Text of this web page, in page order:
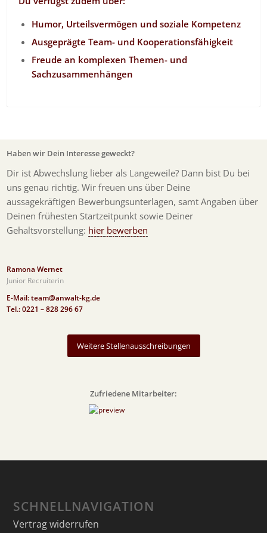
Humor, Urteilsvermögen und soziale Kompetenz
Ausgeprägte Team- und Kooperationsfähigkeit
Freude an komplexen Themen- und
Sachzusammenhängen
Haben wir Dein Interesse geweckt?
Dir ist Abwechslung lieber als Langeweile? Dann bist Du bei
uns genau richtig. Wir freuen uns über Deine
aussagekräftigen Bewerbungsunterlagen, samt Angaben über
Deinen frühesten Startzeitpunkt sowie Deiner
Gehaltsvorstellung: hier bewerben
Ramona Wernet
Junior Recruiterin
E-Mail: team@anwalt-kg.de
Tel.: 0221 – 828 296 67
Weitere Stellenausschreibungen
Zufriedene Mitarbeiter:
SCHNELLNAVIGATION
Vertrag widerrufen